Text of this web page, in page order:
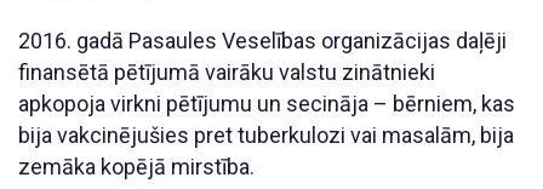
2016. gadā Pasaules Veselības organizācijas daļēji
finansētā pētījumā vairāku valstu zinātnieki
apkopoja virkni pētījumu un secināja – bērniem, kas
bija vakcinējušies pret tuberkulozi vai masalām, bija
zemāka kopējā mirstība.